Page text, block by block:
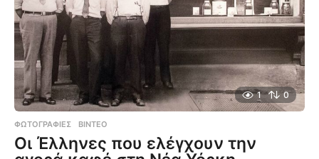
1 0
ΦΩΤΟΓΡΑΦΊΕΣ ,ΒΊΝΤΕΟ
Οι Έλληνες που ελέγχουν την